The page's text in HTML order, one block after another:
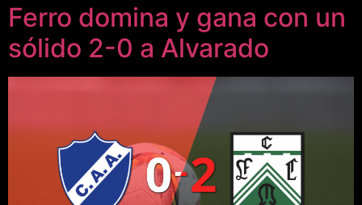
Ferro domina y gana con un
sólido 2-0 a Alvarado